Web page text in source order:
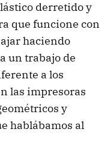
derretido y
que funcione con
haciendo
un trabajo de
a los
las impresoras
y
hablábamos al